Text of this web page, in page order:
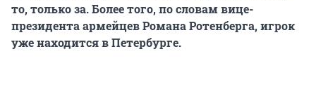
то, только за. Более того, по словам вице-
президента армейцев Романа Ротенберга, игрок
уже находится в Петербурге.